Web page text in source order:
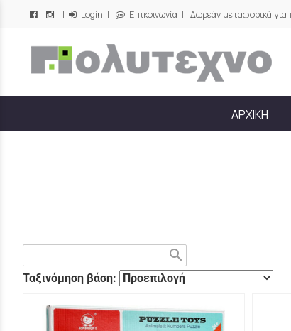
| Login | Επικοινωνία | Δωρεάν μεταφορικά για
/
ΑΡΧΙΚΗ
search
Ταξινόμηση βάση: